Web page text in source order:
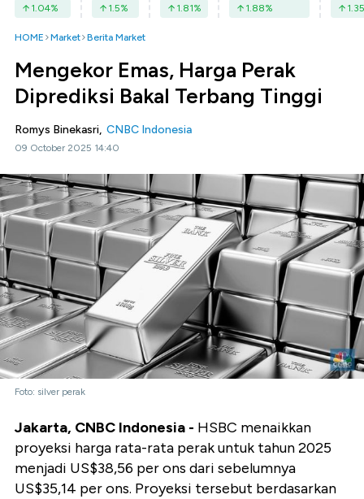
1.04% 1.5% 1.81% 1.88% 1.35
HOME Market Berita Market
Mengekor Emas, Harga Perak
Diprediksi Bakal Terbang Tinggi
Romys Binekasri, CNBC Indonesia
09 October 2025 14:40
Foto: silver perak
Jakarta, CNBC Indonesia - HSBC menaikkan
proyeksi harga rata-rata perak untuk tahun 2025
menjadi US$38,56 per ons dari sebelumnya
US$35,14 per ons. Proyeksi tersebut berdasarkan